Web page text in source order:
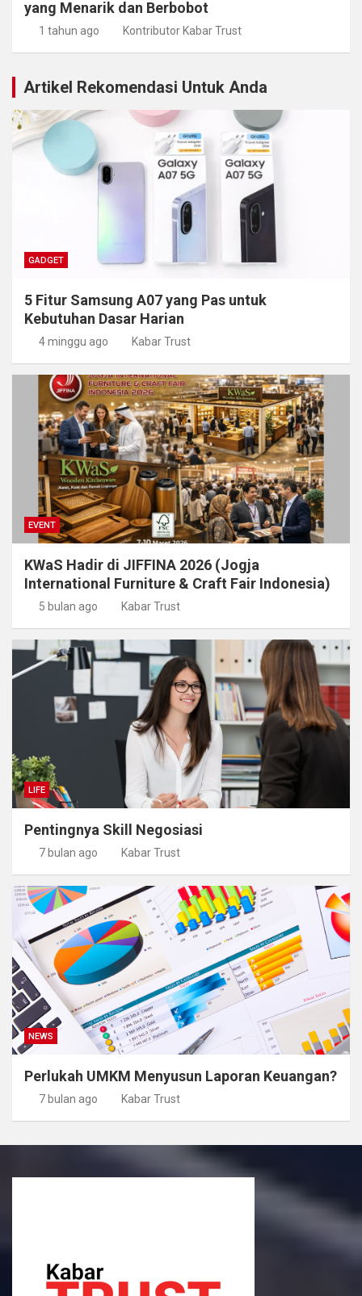
yang Menarik dan Berbobot
1 tahun ago Kontributor Kabar Trust
Artikel Rekomendasi Untuk Anda
GADGET
5 Fitur Samsung A07 yang Pas untuk
Kebutuhan Dasar Harian
4 minggu ago Kabar Trust
EVENT
KWaS Hadir di JIFFINA 2026 (Jogja
International Furniture & Craft Fair Indonesia)
5 bulan ago Kabar Trust
LIFE
Pentingnya Skill Negosiasi
7 bulan ago Kabar Trust
NEWS
Perlukah UMKM Menyusun Laporan Keuangan?
7 bulan ago Kabar Trust